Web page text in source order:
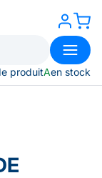
produitAen stock